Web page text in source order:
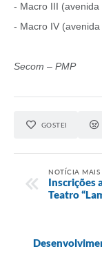
- Macro III (avenida
- Macro IV
Secom – PMP
GOSTEI
NOTÍCIA MAIS
Inscrições
Teatro